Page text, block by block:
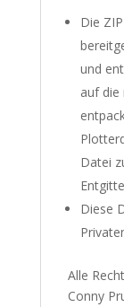
Die
und
auf die
Datei
Diese
Alle
Conny